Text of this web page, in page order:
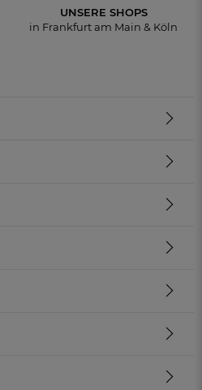
UNSERE SHOPS
in Frankfurt am Main & Köln